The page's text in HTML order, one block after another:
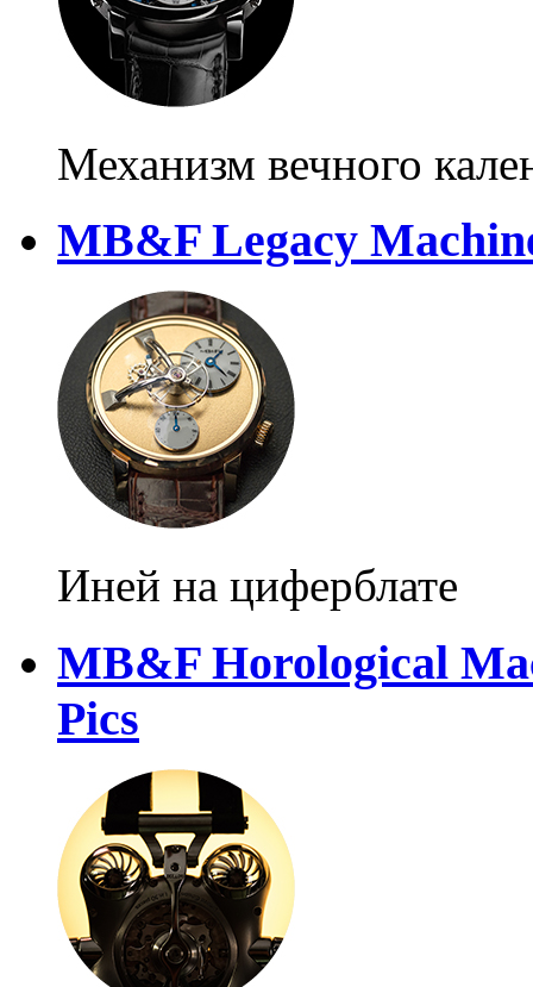
Механизм вечного
MB&F Legacy
Иней на циферблате
MB&F Horological
Pics